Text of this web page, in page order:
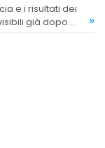
già dopo
»